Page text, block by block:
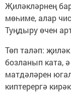
Җиләкләрнең
мөһиме, алар
Туңдыру өчен
Төп таләп:
бозланып ката,
матдәләрен
киптерергә